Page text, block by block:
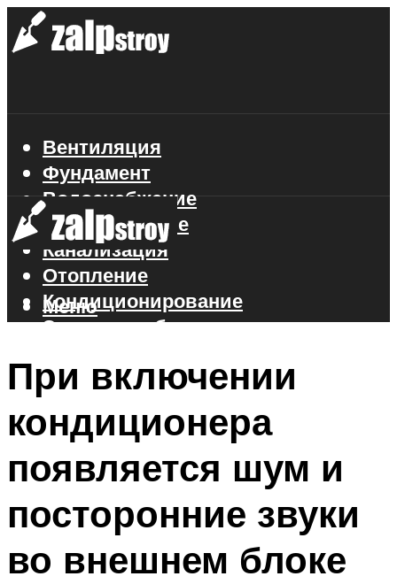
Вентиляция
Фундамент
Водоснабжение
Газоснабжение
Канализация
Отопление
Кондиционирование
Электроснабжение
Меню
Меню
При включении
кондиционера
появляется шум и
посторонние звуки
во внешнем блоке